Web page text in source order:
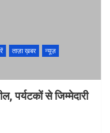
ताज़ा ख़बर
न्यूज़
पर्यटकों से जिम्मेदारी